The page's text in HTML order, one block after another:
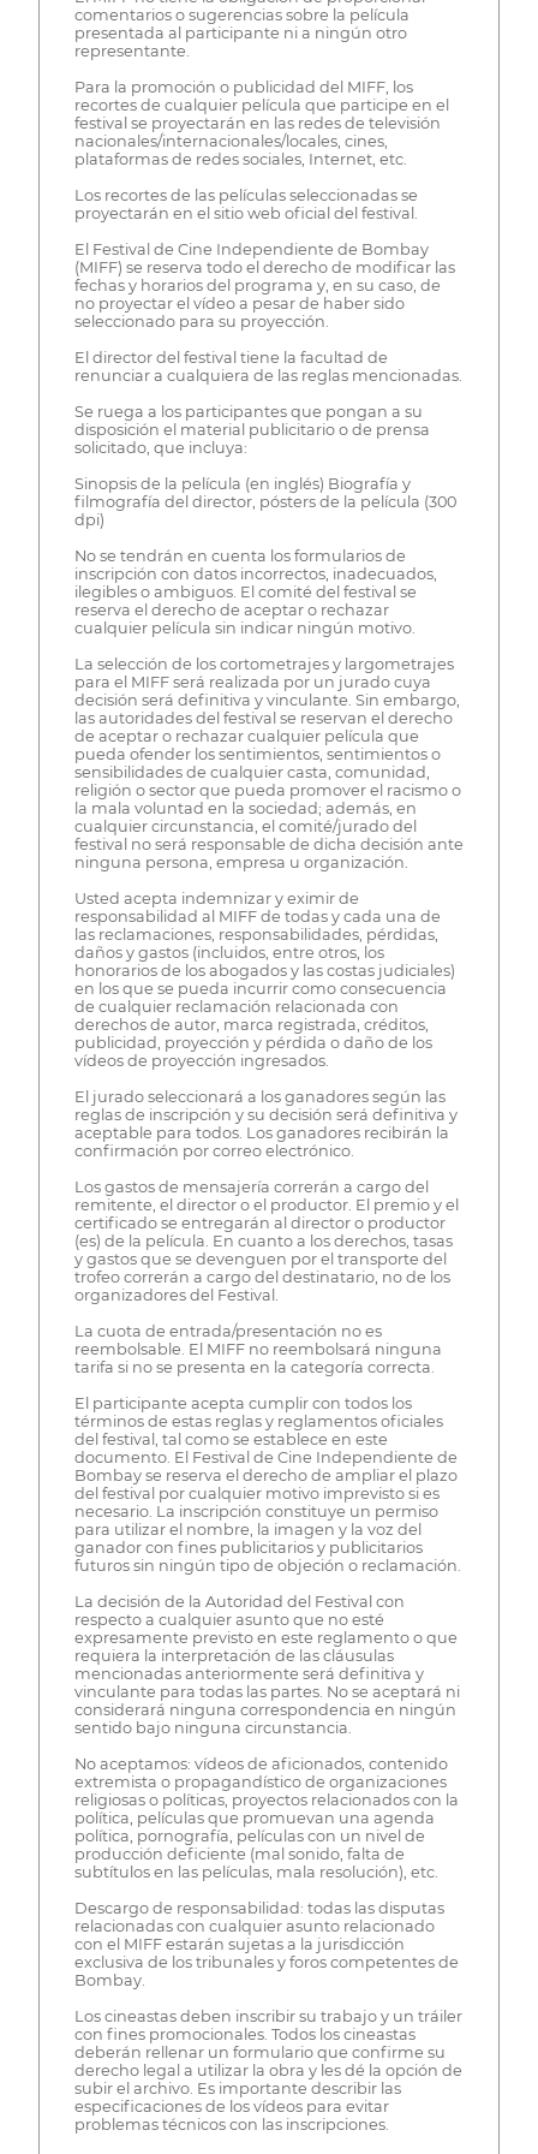
comentarios o sugerencias sobre la película
presentada al participante ni a ningún otro
representante.
Para la promoción o publicidad del MIFF, los
recortes de cualquier película que participe en el
festival se proyectarán en las redes de televisión
nacionales/internacionales/locales, cines,
plataformas de redes sociales, Internet, etc.
Los recortes de las películas seleccionadas se
proyectarán en el sitio web oficial del festival.
El Festival de Cine Independiente de Bombay
(MIFF) se reserva todo el derecho de modificar las
fechas y horarios del programa y, en su caso, de
no proyectar el vídeo a pesar de haber sido
seleccionado para su proyección.
El director del festival tiene la facultad de
renunciar a cualquiera de las reglas mencionadas.
Se ruega a los participantes que pongan a su
disposición el material publicitario o de prensa
solicitado, que incluya:
Sinopsis de la película (en inglés) Biografía y
filmografía del director, pósters de la película (300
dpi)
No se tendrán en cuenta los formularios de
inscripción con datos incorrectos, inadecuados,
ilegibles o ambiguos. El comité del festival se
reserva el derecho de aceptar o rechazar
cualquier película sin indicar ningún motivo.
La selección de los cortometrajes y largometrajes
para el MIFF será realizada por un jurado cuya
decisión será definitiva y vinculante. Sin embargo,
las autoridades del festival se reservan el derecho
de aceptar o rechazar cualquier película que
pueda ofender los sentimientos, sentimientos o
sensibilidades de cualquier casta, comunidad,
religión o sector que pueda promover el racismo o
la mala voluntad en la sociedad; además, en
cualquier circunstancia, el comité/jurado del
festival no será responsable de dicha decisión ante
ninguna persona, empresa u organización.
Usted acepta indemnizar y eximir de
responsabilidad al MIFF de todas y cada una de
las reclamaciones, responsabilidades, pérdidas,
daños y gastos (incluidos, entre otros, los
honorarios de los abogados y las costas judiciales)
en los que se pueda incurrir como consecuencia
de cualquier reclamación relacionada con
derechos de autor, marca registrada, créditos,
publicidad, proyección y pérdida o daño de los
vídeos de proyección ingresados.
El jurado seleccionará a los ganadores según las
reglas de inscripción y su decisión será definitiva y
aceptable para todos. Los ganadores recibirán la
confirmación por correo electrónico.
Los gastos de mensajería correrán a cargo del
remitente, el director o el productor. El premio y el
certificado se entregarán al director o productor
(es) de la película. En cuanto a los derechos, tasas
y gastos que se devenguen por el transporte del
trofeo correrán a cargo del destinatario, no de los
organizadores del Festival.
La cuota de entrada/presentación no es
reembolsable. El MIFF no reembolsará ninguna
tarifa si no se presenta en la categoría correcta.
El participante acepta cumplir con todos los
términos de estas reglas y reglamentos oficiales
del festival, tal como se establece en este
documento. El Festival de Cine Independiente de
Bombay se reserva el derecho de ampliar el plazo
del festival por cualquier motivo imprevisto si es
necesario. La inscripción constituye un permiso
para utilizar el nombre, la imagen y la voz del
ganador con fines publicitarios y publicitarios
futuros sin ningún tipo de objeción o reclamación.
La decisión de la Autoridad del Festival con
respecto a cualquier asunto que no esté
expresamente previsto en este reglamento o que
requiera la interpretación de las cláusulas
mencionadas anteriormente será definitiva y
vinculante para todas las partes. No se aceptará ni
considerará ninguna correspondencia en ningún
sentido bajo ninguna circunstancia.
No aceptamos: vídeos de aficionados, contenido
extremista o propagandístico de organizaciones
religiosas o políticas, proyectos relacionados con la
política, películas que promuevan una agenda
política, pornografía, películas con un nivel de
producción deficiente (mal sonido, falta de
subtítulos en las películas, mala resolución), etc.
Descargo de responsabilidad: todas las disputas
relacionadas con cualquier asunto relacionado
con el MIFF estarán sujetas a la jurisdicción
exclusiva de los tribunales y foros competentes de
Bombay.
Los cineastas deben inscribir su trabajo y un tráiler
con fines promocionales. Todos los cineastas
deberán rellenar un formulario que confirme su
derecho legal a utilizar la obra y les dé la opción de
subir el archivo. Es importante describir las
especificaciones de los vídeos para evitar
problemas técnicos con las inscripciones.